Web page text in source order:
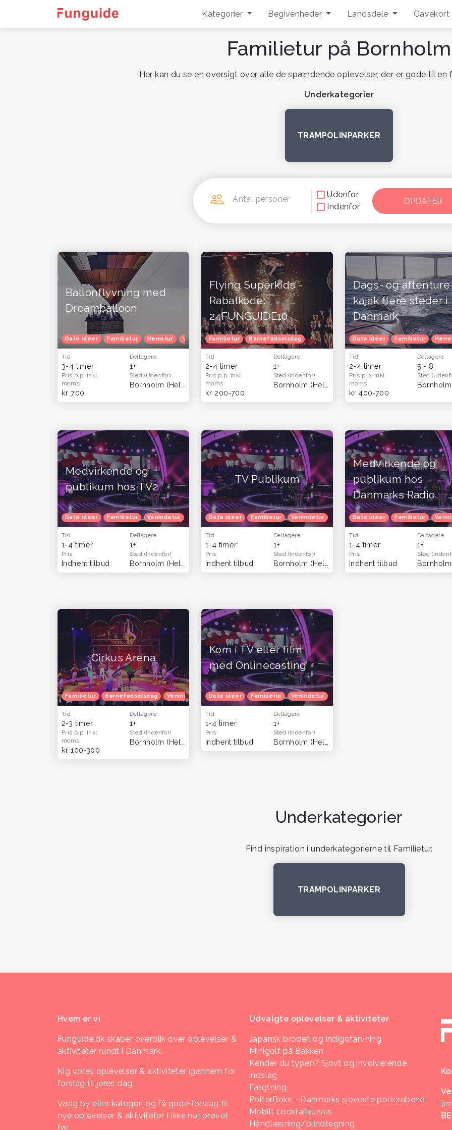
Kategorier Begivenheder Landsdele Gavekort
Familietur på Bornholm
Her kan du se en oversigt over alle de spændende oplevelser, der er gode til en
Underkategorier
TRAMPOLINPARKER
Antal personer
Udenfor
Indenfor
Ballonflyvning med
Dreamballoon
Date idéer Familietur Herretur Venindetur Oplevelsesgavekort
Tid
3-4 timer
Deltagere
1+
Pris p.p. Inkl.
moms
kr 700
Sted (Udenfor)
Bornholm (Hele landet)
Flying Superkids -
Rabatkode:
24FUNGUIDE10
Familietur Børnefødselsdag
Tid
2-4 timer
Deltagere
1+
Pris p.p. Inkl.
moms
kr 200-700
Sted (Indenfor)
Bornholm (Hele landet)
Dags- og aftenture
kajak flere steder i
Danmark
Date idéer Familietur
Tid
2-4 timer
Deltagere
5 - 8
Pris p.p. Inkl.
moms
kr 400-700
Sted
Bornholm
Medvirkende og
publikum hos TV2
Date idéer Familietur Venindetur Gratis oplevelser
Tid
1-4 timer
Deltagere
1+
Pris
Indhent tilbud
Sted (Indenfor)
Bornholm (Hele landet)
TV Publikum
Date idéer Familietur Venindetur Gratis oplevelser
Tid
1-4 timer
Deltagere
1+
Pris
Indhent tilbud
Sted (Indenfor)
Bornholm (Hele landet)
Medvirkende og
publikum hos
Danmarks Radio
Date idéer Familietur
Tid
1-4 timer
Deltagere
1+
Pris
Indhent tilbud
Sted
Bornholm
Cirkus Arena
Familietur Børnefødselsdag Venindetur
Tid
2-3 timer
Deltagere
1+
Pris p.p. Inkl.
moms
kr 100-300
Sted (Indenfor)
Bornholm (Hele landet)
Kom i TV eller film
med Onlinecasting
Date idéer Familietur Venindetur
Tid
1-4 timer
Deltagere
1+
Pris
Indhent tilbud
Sted (Indenfor)
Bornholm (Hele landet)
Underkategorier
Find inspiration i underkategorierne til Familietur.
TRAMPOLINPARKER
Hvem er vi
Funguide.dk skaber overblik over oplevelser &
aktiviteter rundt i Danmark.
Kig vores oplevelser & aktiviteter igennem for
forslag til jeres dag.
Vælg by eller kategori og få gode forslag til
nye oplevelser & aktiviteter I ikke har prøvet
før.
Udvalgte oplevelser & aktiviteter
Japansk broderi og indigofarvning
Minigolf på Bakken
Kender du typen? Sjovt og involverende
indslag
Fægtning
PolterBoks - Danmarks sjoveste polterabend
Mobilt cocktailkursus
Håndlæsning/blindtegning